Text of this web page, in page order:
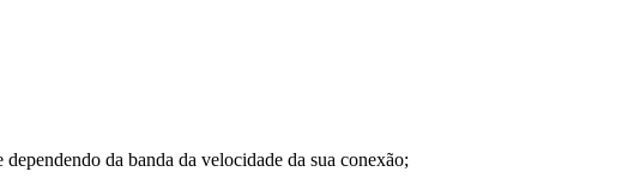
da banda da velocidade da sua conexão;